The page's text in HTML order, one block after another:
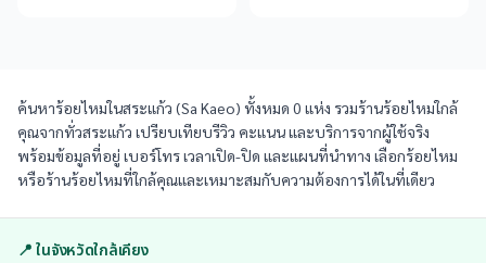
ค้นหาร้อยไหมในสระแก้ว (Sa Kaeo) ทั้งหมด 0 แห่ง รวมร้านร้อยไหมใกล้
คุณจากทั่วสระแก้ว เปรียบเทียบรีวิว คะแนน และบริการจากผู้ใช้จริง
พร้อมข้อมูลที่อยู่ เบอร์โทร เวลาเปิด-ปิด และแผนที่นำทาง เลือกร้อยไหม
หรือร้านร้อยไหมที่ใกล้คุณและเหมาะสมกับความต้องการได้ในที่เดียว
📍 ในจังหวัดใกล้เคียง